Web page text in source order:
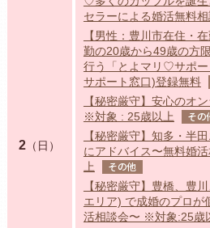
2 （日）
セラーによる婚活無料
【男性：豊川市在住・
勤の20歳から49歳の方
行う「とよマリ♡サポ
サポート窓口)登録無料
【秘密厳守】安心のオ
※対象 : 25歳以上
その
【秘密厳守】知多・半
にアドバイス〜無料婚
上
その他
【秘密厳守】豊橋、豊
エリア) で成婚のプロが
活相談会〜 ※対象:25歳